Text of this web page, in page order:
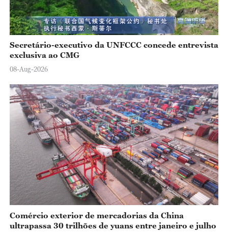
Secretário-executivo da UNFCCC concede entrevista
exclusiva ao CMG
08-Aug-2026
Comércio exterior de mercadorias da China
ultrapassa 30 trilhões de yuans entre janeiro e julho